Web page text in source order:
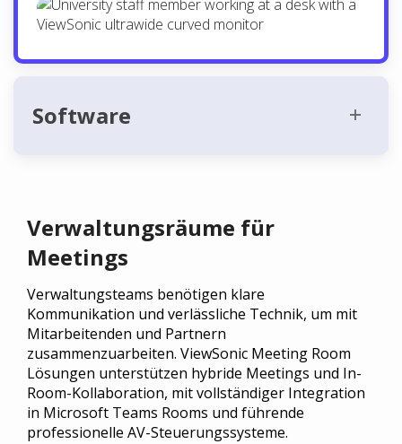
Software
Verwaltungsräume für
Meetings
Verwaltungsteams benötigen klare
Kommunikation und verlässliche Technik, um mit
Mitarbeitenden und Partnern
zusammenzuarbeiten. ViewSonic Meeting Room
Lösungen unterstützen hybride Meetings und In-
Room-Kollaboration, mit vollständiger Integration
in Microsoft Teams Rooms und führende
professionelle AV-Steuerungssysteme.